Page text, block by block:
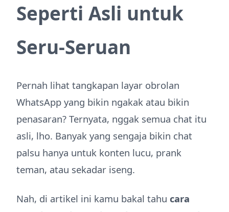
Seperti Asli untuk
Seru-Seruan
Pernah lihat tangkapan layar obrolan
WhatsApp yang bikin ngakak atau bikin
penasaran? Ternyata, nggak semua chat itu
asli, lho. Banyak yang sengaja bikin chat
palsu hanya untuk konten lucu, prank
teman, atau sekadar iseng.
Nah, di artikel ini kamu bakal tahu cara